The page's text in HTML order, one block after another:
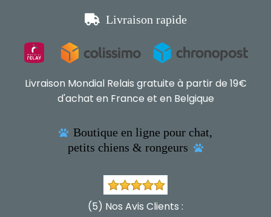
 Livraison rapide
Livraison Mondial Relais gratuite à partir de 19€
d'achat en France et en Belgique
 Boutique en ligne pour chat,
petits chiens & rongeurs

(5) Nos Avis Clients :